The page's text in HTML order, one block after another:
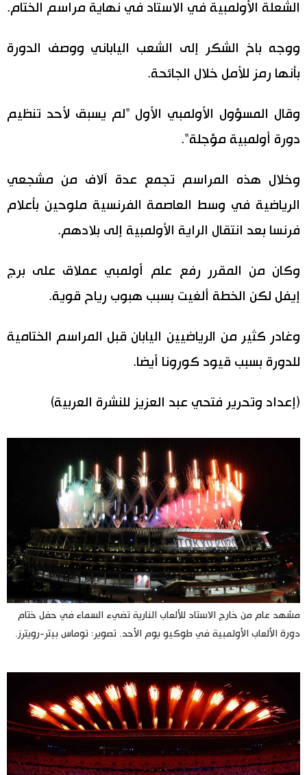
الشعلة الأولمبية في الاستاد في نهاية مراسم الختام.
ووجه باخ الشكر إلى الشعب الياباني ووصف الدورة
بأنها رمز للأمل خلال الجائحة.
وقال المسؤول الأولمبي الأول "لم يسبق لأحد تنظيم
دورة أولمبية مؤجلة".
وخلال هذه المراسم تجمع عدة آلاف من مشجعي
الرياضية في وسط العاصمة الفرنسية ملوحين بأعلام
فرنسا بعد انتقال الراية الأولمبية إلى بلادهم.
وكان من المقرر رفع علم أولمبي عملاق على برج
إيفل لكن الخطة ألغيت بسبب هبوب رياح قوية.
وغادر كثير من الرياضيين اليابان قبل المراسم الختامية
للدورة بسبب قيود كورونا أيضا.
(إعداد وتحرير فتحي عبد العزيز للنشرة العربية)
مشهد عام من خارج الاستاد للألعاب النارية تضيء السماء في حفل ختام
دورة الألعاب الأولمبية في طوكيو يوم الأحد. تصوير: توماس بيتر-رويترز.